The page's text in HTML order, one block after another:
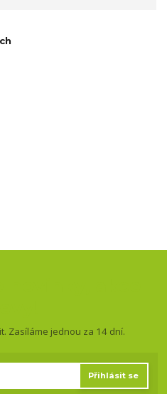
Zasíláme jednou za 14 dní.
Přihlásit se